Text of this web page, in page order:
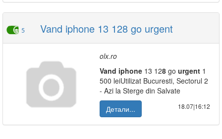
5 Vand iphone 13 128 go urgent
olx.ro
Vand iphone 13 128 go urgent 1
500 leiUtilizat Bucuresti, Sectorul 2
- Azi la Sterge din Salvate
Детали...
18.07|16:12